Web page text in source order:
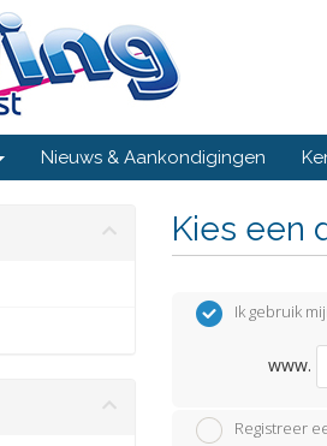
Nieuws & Aankondigingen
Kies een
Ik gebruik
www.
Registreer